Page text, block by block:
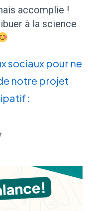
accomplie !
à la science
sociaux pour ne
notre projet
: